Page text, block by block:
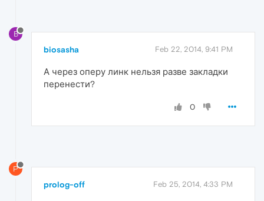
B
biosasha Feb 22, 2014, 9:41 PM
А через оперу линк нельзя разве закладки
перенести?
0
P
prolog-off Feb 25, 2014, 4:33 PM